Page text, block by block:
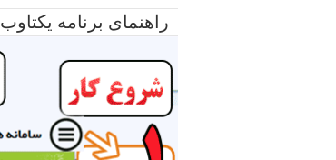
راهنمای برنامه یکتاوب